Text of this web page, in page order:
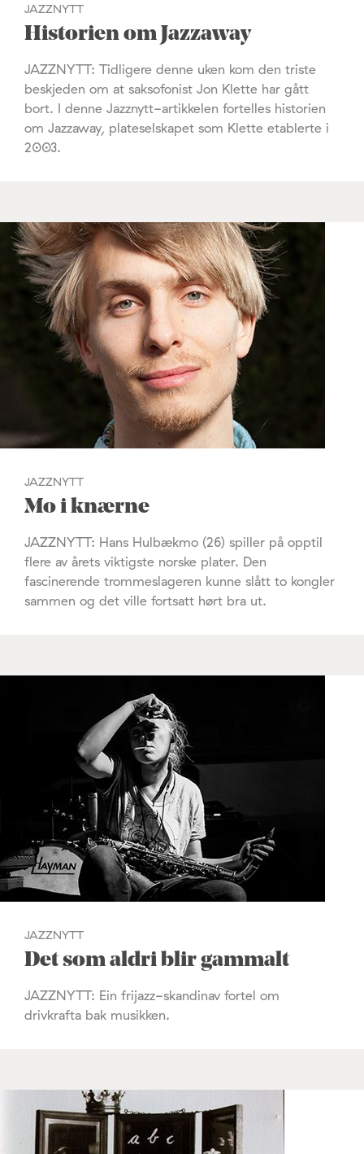
JAZZNYTT
Historien om Jazzaway
JAZZNYTT: Tidligere denne uken kom den triste
beskjeden om at saksofonist Jon Klette har gått
bort. I denne Jazznytt-artikkelen fortelles historien
om Jazzaway, plateselskapet som Klette etablerte i
2003.
JAZZNYTT
Mo i knærne
JAZZNYTT: Hans Hulbækmo (26) spiller på opptil
flere av årets viktigste norske plater. Den
fascinerende trommeslageren kunne slått to kongler
sammen og det ville fortsatt hørt bra ut.
JAZZNYTT
Det som aldri blir gammalt
JAZZNYTT: Ein frijazz-skandinav fortel om
drivkrafta bak musikken.